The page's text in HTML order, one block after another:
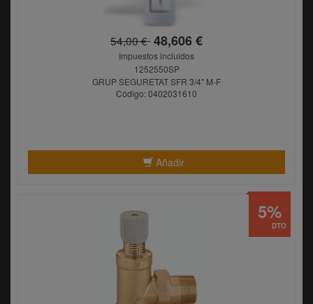
54,00 € 48,606 €
Impuestos incluidos
1252550SP
GRUP SEGURETAT SFR 3/4" M-F
Código: 0402031610
Añadir
DTO
5%